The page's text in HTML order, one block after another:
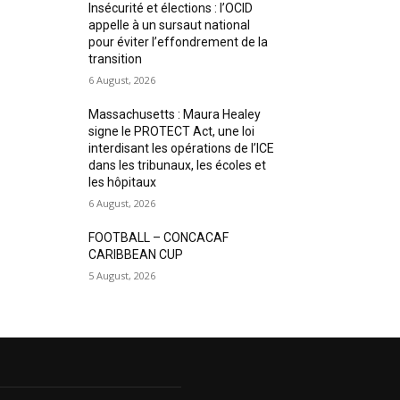
Insécurité et élections : l’OCID
appelle à un sursaut national
pour éviter l’effondrement de la
transition
6 August, 2026
Massachusetts : Maura Healey
signe le PROTECT Act, une loi
interdisant les opérations de l’ICE
dans les tribunaux, les écoles et
les hôpitaux
6 August, 2026
FOOTBALL – CONCACAF
CARIBBEAN CUP
5 August, 2026